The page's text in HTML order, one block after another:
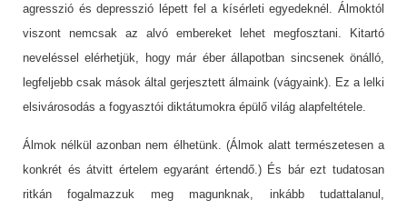
agresszió és depresszió lépett fel a kísérleti egyedeknél. Álmoktól
viszont nemcsak az alvó embereket lehet megfosztani. Kitartó
neveléssel elérhetjük, hogy már éber állapotban sincsenek önálló,
legfeljebb csak mások által gerjesztett álmaink (vágyaink). Ez a lelki
elsivárosodás a fogyasztói diktátumokra épülő világ alapfeltétele.
Álmok nélkül azonban nem élhetünk. (Álmok alatt természetesen a
konkrét és átvitt értelem egyaránt értendő.) És bár ezt tudatosan
ritkán fogalmazzuk meg magunknak, inkább tudattalanul,